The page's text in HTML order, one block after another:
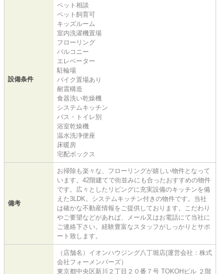
設備条件
ペット相談
ペット飼育可
キッズルーム
室内洗濯機置場
フローリング
バルコニー
エレベーター
駐輪場
バイク置場あり
耐震構造
食器洗い乾燥機
システムキッチン
バス・トイレ別
浴室乾燥機
温水洗浄便座
床暖房
宅配ボックス
備考
お掃除も楽々な、フローリングが嬉しい物件となって
います。42階建てで街並みにも合ったおすすめの物件
です。広々としたリビングに充実設備のキッチンを備
えた3LDK。システムキッチン付きの物件です。当社
は確かな不動産情報をご提供しております。こだわり
やご要望などがあれば、メール又はお電話にて当社に
ご連絡下さい。経験豊富なスタッフがしっかりとサポ
ート致します。
（店舗名）イオンハウジング八丁堀店(運営会社：株式
会社フォーメンバーズ）
東京都中央区新川２丁目２０番７号 TOKOHビル ２階